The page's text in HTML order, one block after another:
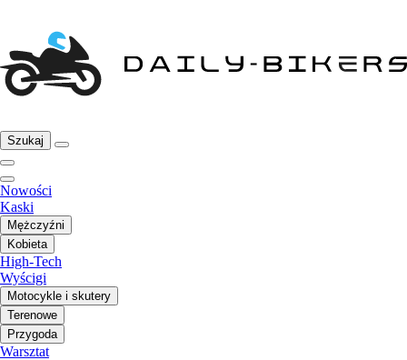
Szukaj
Nowości
Kaski
Mężczyźni
Kobieta
High-Tech
Wyścigi
Motocykle i skutery
Terenowe
Przygoda
Warsztat